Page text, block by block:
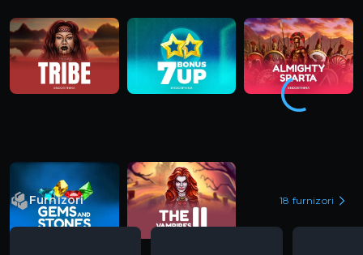
Furnizori 18 furnizori